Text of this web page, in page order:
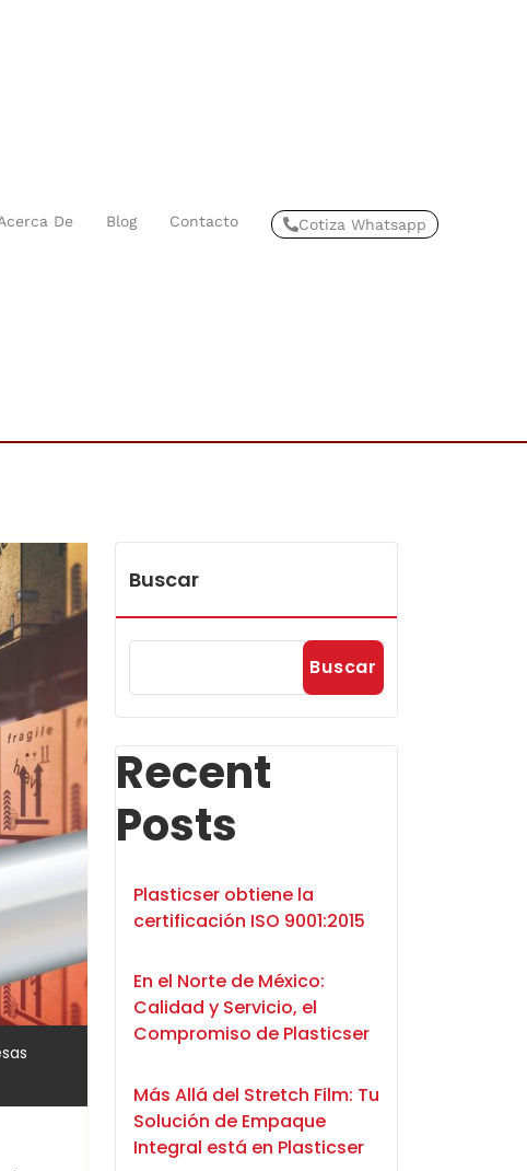
De Blog Contacto Cotiza Whatsapp
Buscar
Buscar
Recent
Posts
Plasticser obtiene la
certificación ISO 9001:2015
En el Norte de México:
Calidad y Servicio, el
Compromiso de Plasticser
Más Allá del Stretch Film: Tu
Solución de Empaque
Integral está en Plasticser